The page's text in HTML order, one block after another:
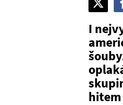
Pošli
na
I
hitem